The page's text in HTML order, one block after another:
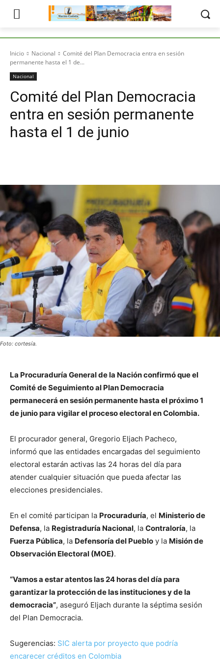
Inicio Nacional
Comité del Plan Democracia entra en sesión
permanente hasta el 1 de...
Nacional
Comité del Plan Democracia
entra en sesión permanente
hasta el 1 de junio
Foto: cortesía.
La Procuraduría General de la Nación confirmó que el
Comité de Seguimiento al Plan Democracia
permanecerá en sesión permanente hasta el próximo 1
de junio para vigilar el proceso electoral en Colombia.
El procurador general, Gregorio Eljach Pacheco,
informó que las entidades encargadas del seguimiento
electoral estarán activas las 24 horas del día para
atender cualquier situación que pueda afectar las
elecciones presidenciales.
En el comité participan la Procuraduría, el Ministerio de
Defensa, la Registraduría Nacional, la Contraloría, la
Fuerza Pública, la Defensoría del Pueblo y la Misión de
Observación Electoral (MOE).
“Vamos a estar atentos las 24 horas del día para
garantizar la protección de las instituciones y de la
democracia”, aseguró Eljach durante la séptima sesión
del Plan Democracia.
Sugerencias: SIC alerta por proyecto que podría
encarecer créditos en Colombia